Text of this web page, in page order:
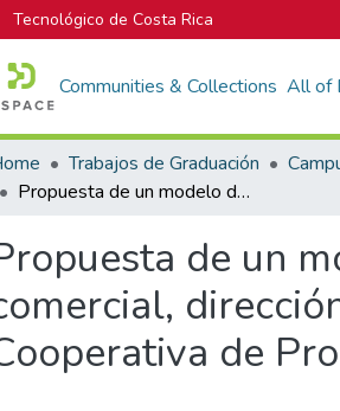
Tecnológico de Costa Rica
Communities & Collections All of
Trabajos de Graduación
Propuesta de un modelo de evaluación del desempeño para la dirección comercial, dirección de producción y la gerencia de logística de la Cooperativa de Productores de Leche Dos Pinos R.L.
de un
de